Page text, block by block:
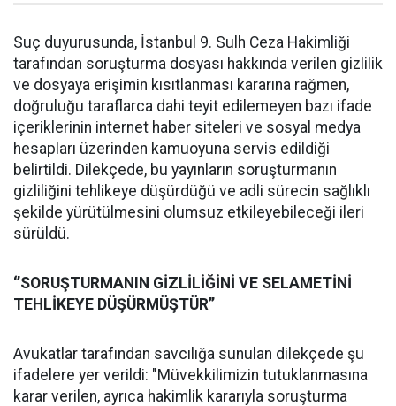
Suç duyurusunda, İstanbul 9. Sulh Ceza Hakimliği
tarafından soruşturma dosyası hakkında verilen gizlilik
ve dosyaya erişimin kısıtlanması kararına rağmen,
doğruluğu taraflarca dahi teyit edilemeyen bazı ifade
içeriklerinin internet haber siteleri ve sosyal medya
hesapları üzerinden kamuoyuna servis edildiği
belirtildi. Dilekçede, bu yayınların soruşturmanın
gizliliğini tehlikeye düşürdüğü ve adli sürecin sağlıklı
şekilde yürütülmesini olumsuz etkileyebileceği ileri
sürüldü.
‘’SORUŞTURMANIN GİZLİLİĞİNİ VE SELAMETİNİ
TEHLİKEYE DÜŞÜRMÜŞTÜR’’
Avukatlar tarafından savcılığa sunulan dilekçede şu
ifadelere yer verildi: "Müvekkilimizin tutuklanmasına
karar verilen, ayrıca hakimlik kararıyla soruşturma